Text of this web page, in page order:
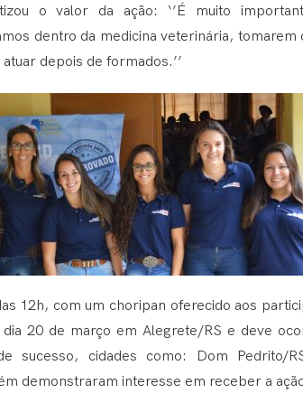
o valor da ação: ‘’É muito
dentro da medicina veterinária, tomarem
depois de formados.’’
12h, com um choripan oferecido aos
20 de março em Alegrete/RS e deve
sucesso, cidades como: Dom Pedrito/
demonstraram interesse em receber a